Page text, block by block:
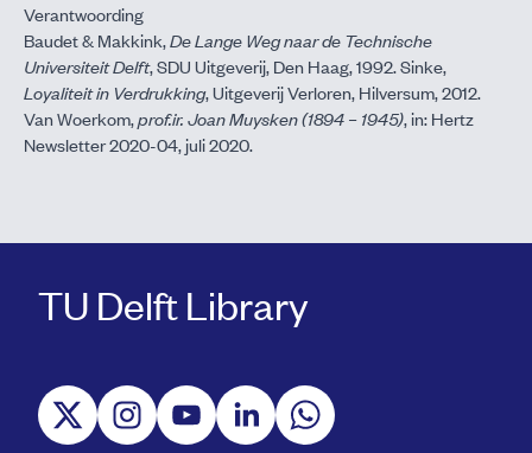
Verantwoording
Baudet & Makkink,De Lange Weg naar de Technische
Universiteit Delft, SDU Uitgeverij, Den Haag, 1992. Sinke,
Loyaliteit in Verdrukking, Uitgeverij Verloren, Hilversum, 2012.
Van Woerkom,prof.ir. Joan Muysken (1894 – 1945), in: Hertz
Newsletter 2020-04, juli 2020.
TU Delft Library